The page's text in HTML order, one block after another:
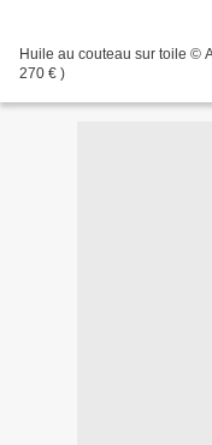
Huile au couteau sur toile ©
270 € )